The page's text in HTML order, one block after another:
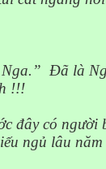
Đã là
!!!
đây có người
ngủ lâu